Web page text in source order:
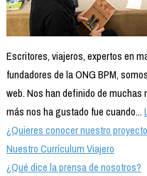
Escritores, viajeros, expertos en
fundadores de la ONG BPM,
web. Nos han definido de muchas
más nos ha gustado fue cuando...
¿Quieres conocer nuestro
Nuestro Currículum Viajero
¿Qué dice la prensa de nosotros?